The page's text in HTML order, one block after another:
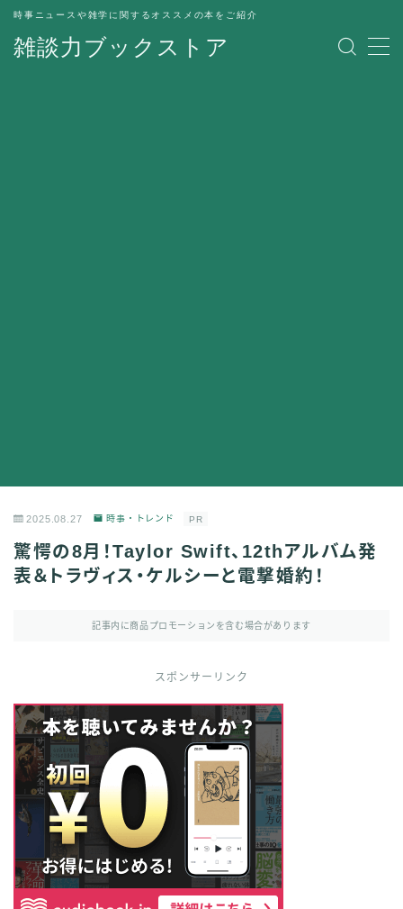
雑談力ブックストア
時事ニュースや雑学に関するオススメの本をご紹介
MENU
2025.08.27 時事・トレンド PR
驚愕の8月！Taylor Swift、12thアルバム発
表＆トラヴィス・ケルシーと電撃婚約！
記事内に商品プロモーションを含む場合があります
スポンサーリンク